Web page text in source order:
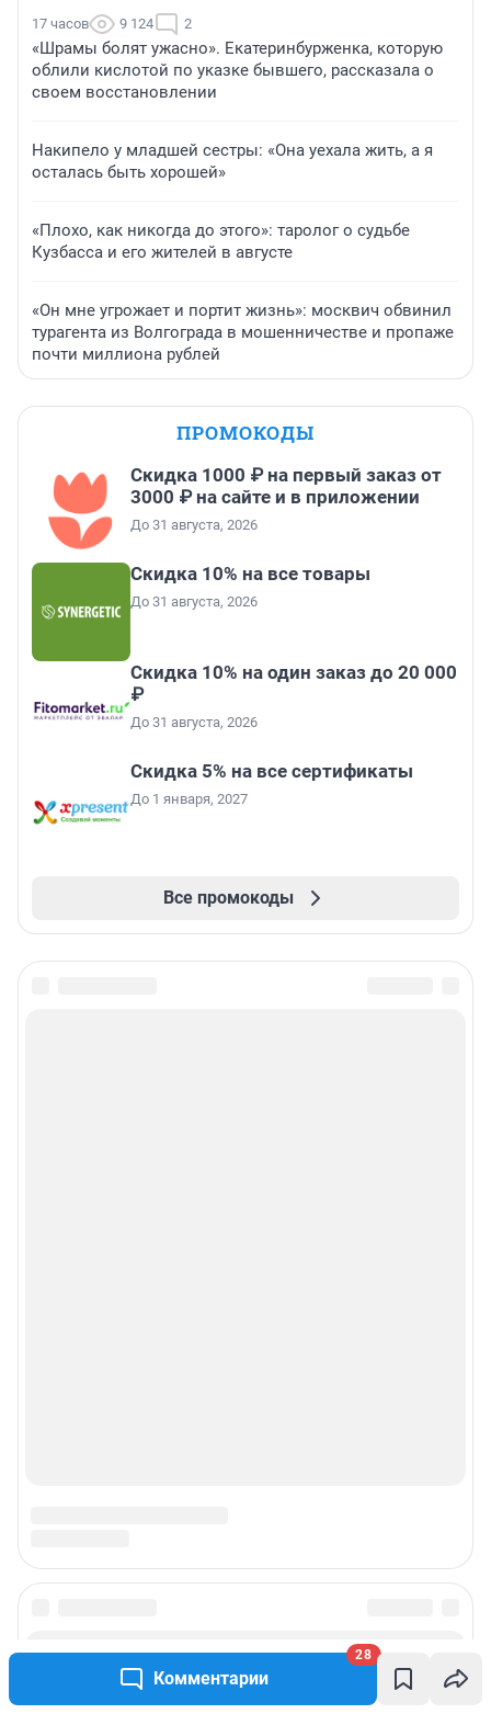
Комментарии
28
17 часов 9 124 2
«Шрамы болят ужасно». Екатеринбурженка, которую
облили кислотой по указке бывшего, рассказала о
своем восстановлении
Накипело у младшей сестры: «Она уехала жить, а я
осталась быть хорошей»
«Плохо, как никогда до этого»: таролог о судьбе
Кузбасса и его жителей в августе
«Он мне угрожает и портит жизнь»: москвич обвинил
турагента из Волгограда в мошенничестве и пропаже
почти миллиона рублей
ПРОМОКОДЫ
Скидка 1000 ₽ на первый заказ от
3000 ₽ на сайте и в приложении
До 31 августа, 2026
Скидка 10% на все товары
До 31 августа, 2026
Скидка 10% на один заказ до 20 000
₽
До 31 августа, 2026
Скидка 5% на все сертификаты
До 1 января, 2027
Все промокоды